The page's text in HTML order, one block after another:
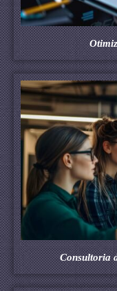
Consultoria